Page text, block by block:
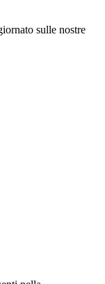
sulle nostre